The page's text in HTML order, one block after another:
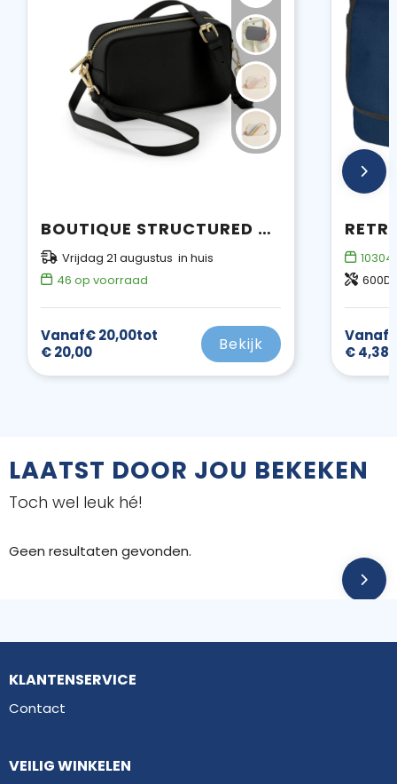
BOUTIQUE STRUCTURED CROSS BODY BAG
Vrijdag 21 augustus in huis
46 op voorraad
Vanaf€ 20,00tot
€ 20,00
Bekijk
10304
600D
Vanaf
€ 4,38
LAATST DOOR JOU BEKEKEN
Toch wel leuk hé!
Geen resultaten gevonden.
KLANTENSERVICE
Contact
VEILIG WINKELEN